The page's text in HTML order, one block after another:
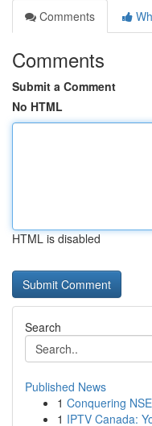
Comments
Comments
Submit a Comment
No HTML
HTML is disabled
Search
Published News
1 Conquering
1 IPTV Canada: